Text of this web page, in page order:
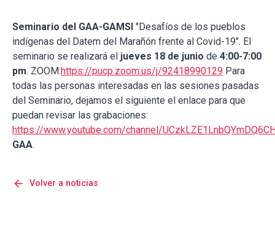
Seminario del GAA-GAMSI "Desafíos de los pueblos
indígenas del Datem del Marañón frente al Covid-19". El
seminario se realizará el jueves 18 de junio de 4:00-7:00
pm. ZOOM:https://pucp.zoom.us/j/92418990129 Para
todas las personas interesadas en las sesiones pasadas
del Seminario, dejamos el siguiente el enlace para que
puedan revisar las grabaciones:
https://www.youtube.com/channel/
GAA.
arrow_back Volver a noticias